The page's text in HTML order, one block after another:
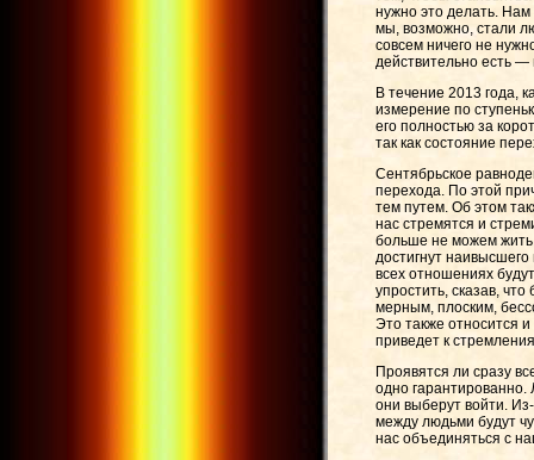
нужно это делать. Нам
мы, возможно, стали
совсем ничего не
действительно есть —
В течение 2013 года,
измерение по
его полностью за
так как состояние
Сентябрьское
перехода. По этой
тем путем. Об этом
нас стремятся и
больше не можем
достигнут
всех отношениях
упростить, сказав,
мерным, плоским,
Это также относится и
приведет к
Проявятся ли сразу
одно гарантированно.
они выберут войти.
между людьми будут
нас объединяться с